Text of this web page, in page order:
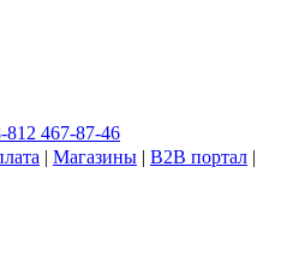
812 467-87-46
| Магазины | B2B портал |